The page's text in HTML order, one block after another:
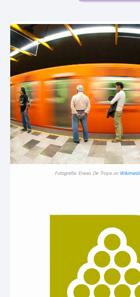
Fotografía: Eneas De Troya on